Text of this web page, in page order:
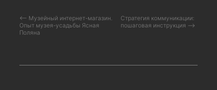
⟵ Музейный интернет-магазин.
Опыт музея-усадьбы Ясная
Поляна
Стратегия коммуникации:
пошаговая инструкция ⟶